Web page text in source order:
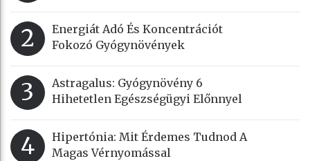
2
Energiát Adó És Koncentrációt
Fokozó Gyógynövények
3
Astragalus: Gyógynövény 6
Hihetetlen Egészségügyi Előnnyel
4
Hipertónia: Mit Érdemes Tudnod A
Magas Vérnyomással